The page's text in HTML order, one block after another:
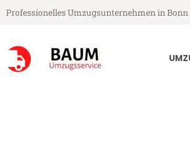
Professionelles Umzugsunternehmen in Bonn